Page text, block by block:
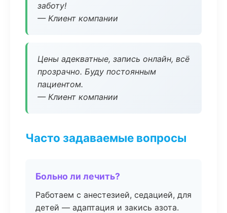
заботу!
— Клиент компании
Цены адекватные, запись онлайн, всё
прозрачно. Буду постоянным
пациентом.
— Клиент компании
Часто задаваемые вопросы
Больно ли лечить?
Работаем с анестезией, седацией, для
детей — адаптация и закись азота.